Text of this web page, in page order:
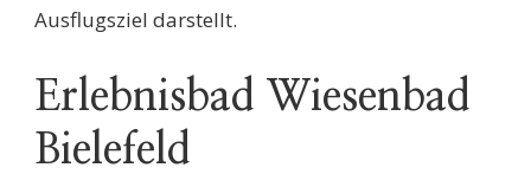
Ausflugsziel darstellt.
Erlebnisbad Wiesenbad
Bielefeld